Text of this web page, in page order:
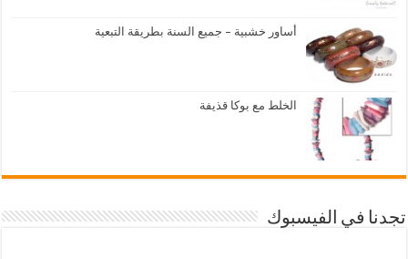
أساور خشبية – جميع السنة بطريقة التبعية
الخلط مع بوكا قذيفة
تجدنا في الفيسبوك